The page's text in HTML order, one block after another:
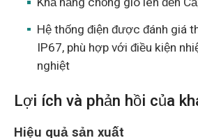
Hệ thống điện được đánh giá
IP67, phù hợp với điều kiện
nghiệt
Lợi ích và phản hồi của
Hiệu quả sản xuất